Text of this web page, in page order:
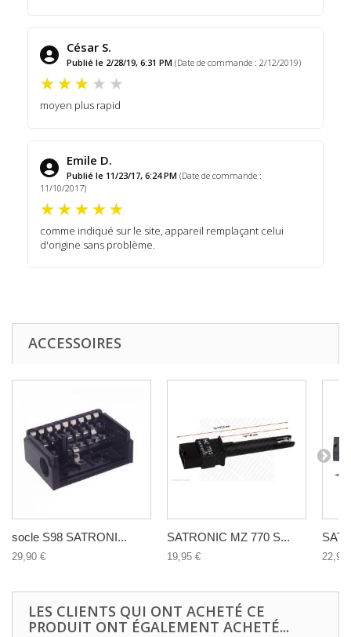
César S.
Publié le 2/28/19, 6:31 PM (Date de commande : 2/12/2019)
moyen plus rapid
Emile D.
Publié le 11/23/17, 6:24 PM (Date de commande :
11/10/2017)
comme indiqué sur le site, appareil remplaçant celui
d'origine sans problème.
ACCESSOIRES
socle S98 SATRONI...
29,90 €
SATRONIC MZ 770 S...
19,95 € 22,90
LES CLIENTS QUI ONT ACHETÉ CE
PRODUIT ONT ÉGALEMENT ACHETÉ...